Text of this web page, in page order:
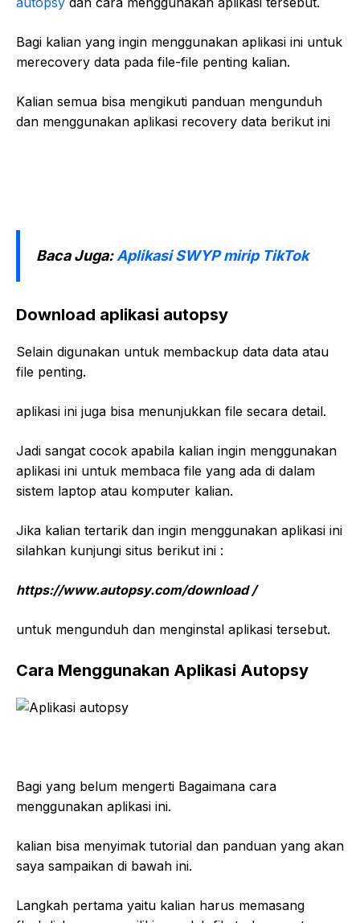
Bagi kalian yang ingin menggunakan aplikasi ini untuk
merecovery data pada file-file penting kalian.
Kalian semua bisa mengikuti panduan mengunduh
dan menggunakan aplikasi recovery data berikut ini
Baca Juga:Aplikasi SWYP mirip TikTok
Download aplikasi autopsy
Selain digunakan untuk membackup data data atau
file penting.
aplikasi ini juga bisa menunjukkan file secara detail.
Jadi sangat cocok apabila kalian ingin menggunakan
aplikasi ini untuk membaca file yang ada di dalam
sistem laptop atau komputer kalian.
Jika kalian tertarik dan ingin menggunakan aplikasi ini
silahkan kunjungi situs berikut ini :
https://www.autopsy.com/download /
untuk mengunduh dan menginstal aplikasi tersebut.
Cara Menggunakan Aplikasi Autopsy
Bagi yang belum mengerti Bagaimana cara
menggunakan aplikasi ini.
kalian bisa menyimak tutorial dan panduan yang akan
saya sampaikan di bawah ini.
Langkah pertama yaitu kalian harus memasang